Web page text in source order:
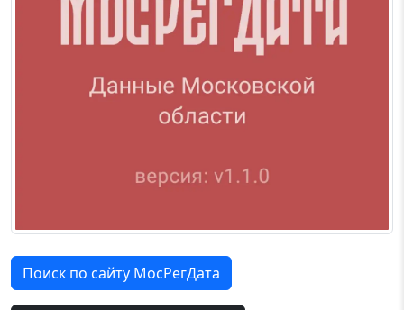
Поиск по сайту МосРегДата